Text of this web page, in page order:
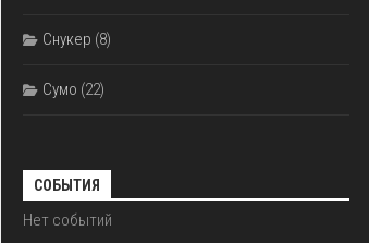
Снукер (8)
Сумо (22)
СОБЫТИЯ
Нет событий